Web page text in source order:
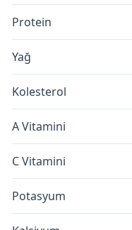
Protein
Yağ
Kolesterol
A Vitamini
C Vitamini
Potasyum